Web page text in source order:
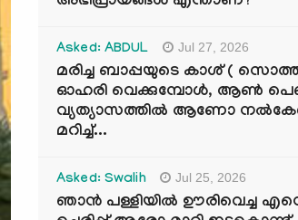
Asked: ABDUL Jul 27, 2026
മരിച്ച ബാപ്പയുടെ കാശ് (
ഓഹരി വെക്കുമ്പോൾ, ആണ്‍
വ്യത്യാസത്തില്‍ ആണോ
മറിച്ച്...
Asked: Swalih Jul 25, 2026
ഞാൻ പള്ളിയിൽ ഊരിവെച്ച